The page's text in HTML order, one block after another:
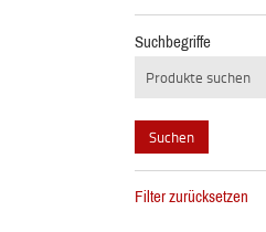
Suchbegriffe
Filter zurücksetzen